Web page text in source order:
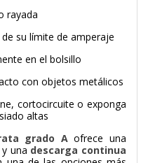
rayada
su límite de amperaje
en el bolsillo
con objetos metálicos
cortocircuite o exponga
altas
grado Aofrece una
y una descarga continua